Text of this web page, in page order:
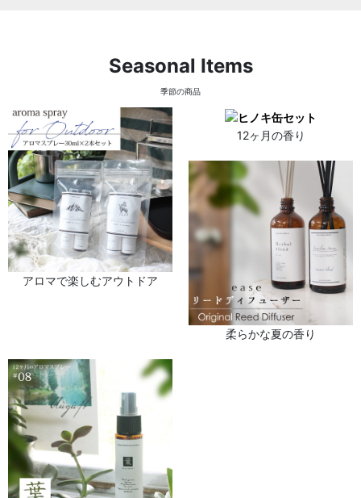
Seasonal Items
季節の商品
アロマで楽しむアウトドア
12ヶ月の香り
柔らかな夏の香り